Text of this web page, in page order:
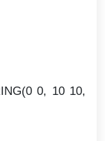
0, 10 10,